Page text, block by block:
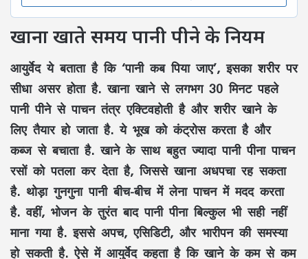
खाना खाते समय पानी पीने के नियम
आयुर्वेद ये बताता है कि ‘पानी कब पिया जाए’, इसका शरीर पर
सीधा असर होता है. खाना खाने से लगभग 30 मिनट पहले
पानी पीने से पाचन तंत्र एक्टिवहोती है और शरीर खाने के
लिए तैयार हो जाता है. ये भूख को कंट्रोस करता है और
कब्ज से बचाता है. खाने के साथ बहुत ज्यादा पानी पीना पाचन
रसों को पतला कर देता है, जिससे खाना अधपचा रह सकता
है. थोड़ा गुनगुना पानी बीच-बीच में लेना पाचन में मदद करता
है. वहीं, भोजन के तुरंत बाद पानी पीना बिल्कुल भी सही नहीं
माना गया है. इससे अपच, एसिडिटी, और भारीपन की समस्या
हो सकती है. ऐसे में आयुर्वेद कहता है कि खाने के कम से कम